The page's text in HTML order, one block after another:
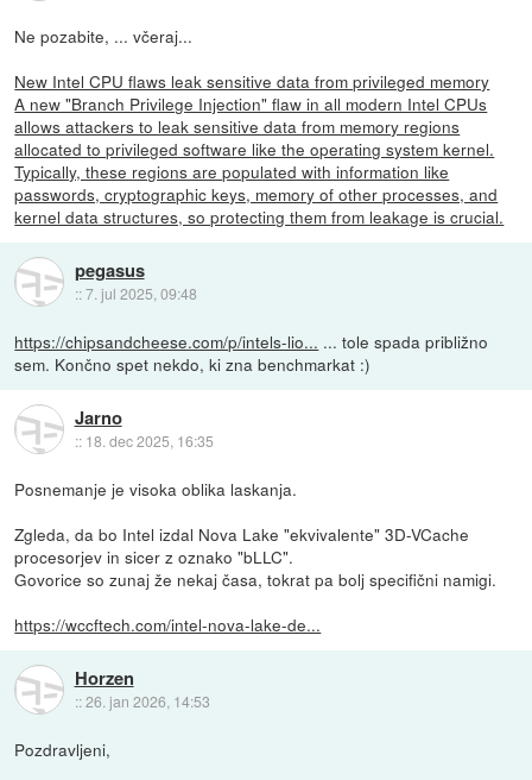
Ne pozabite, ... včeraj...
New Intel CPU flaws leak sensitive data from privileged memory
A new "Branch Privilege Injection" flaw in all modern Intel CPUs
allows attackers to leak sensitive data from memory regions
allocated to privileged software like the operating system kernel.
Typically, these regions are populated with information like
passwords, cryptographic keys, memory of other processes, and
kernel data structures, so protecting them from leakage is crucial.
pegasus
::7. jul 2025, 09:48
https://chipsandcheese.com/p/intels-lio... ... tole spada približno
sem. Končno spet nekdo, ki zna benchmarkat :)
Jarno
:: 18. dec 2025, 16:35
Posnemanje je visoka oblika laskanja.
Zgleda, da bo Intel izdal Nova Lake "ekvivalente" 3D-VCache
procesorjev in sicer z oznako "bLLC".
Govorice so zunaj že nekaj časa, tokrat pa bolj specifični namigi.
https://wccftech.com/intel-nova-lake-de...
Horzen
::26. jan 2026, 14:53
Pozdravljeni,